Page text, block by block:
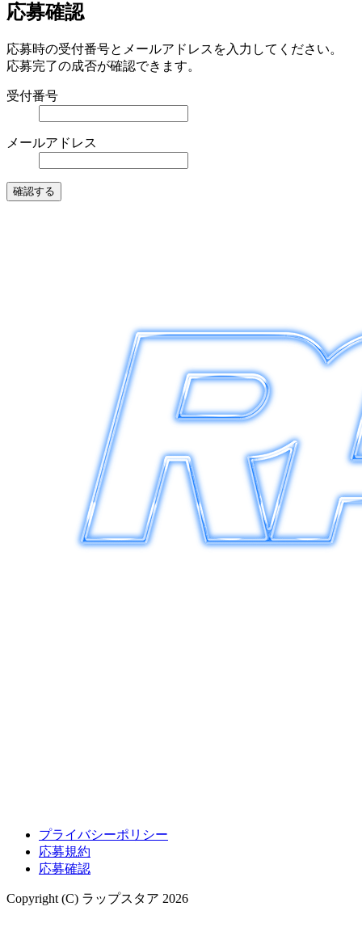
応募確認
応募時の受付番号とメールアドレスを入力してください。
応募完了の成否が確認できます。
受付番号
メールアドレス
確認する
プライバシーポリシー
応募規約
応募確認
Copyright (C) ラップスタア 2026